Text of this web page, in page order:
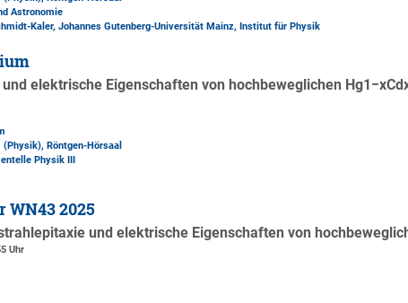
Astronomie
Kaler, Johannes Gutenberg-Universität Mainz, Institut für Physik
elektrische Eigenschaften von hochbeweglichen
(Physik), Röntgen-Hörsaal
Physik III
WN43 2025
und elektrische Eigenschaften von
Uhr